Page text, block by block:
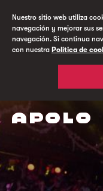
Nuestro sitio web utiliza
navegación y mejorar sus
navegación. Si continua
con nuestra Política de